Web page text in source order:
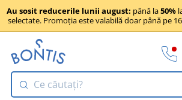
Au sosit reducerile lunii august: până la50%
selectate. Promoția este valabilă doar până pe